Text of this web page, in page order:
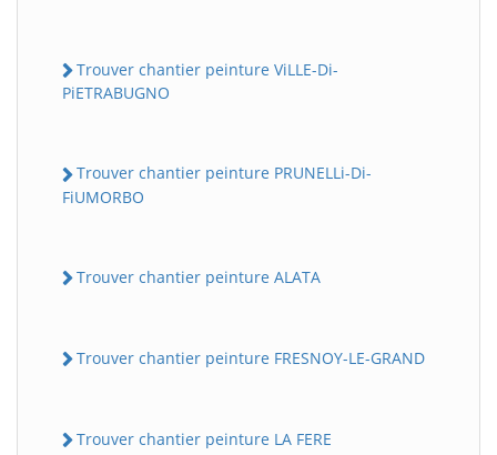
Trouver chantier peinture ViLLE-Di-
PiETRABUGNO
Trouver chantier peinture PRUNELLi-Di-
FiUMORBO
Trouver chantier peinture ALATA
Trouver chantier peinture FRESNOY-LE-GRAND
Trouver chantier peinture LA FERE